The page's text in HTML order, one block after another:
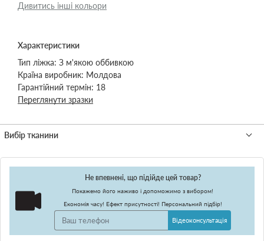
Дивитись інші кольори
Характеристики
Тип ліжка: З м'якою оббивкою
Країна виробник: Молдова
Гарантійний термін: 18
Переглянути зразки
Не впевнені, що підійде цей товар?
Покажемо його наживо і допоможимо з вибором!
Економія часу! Ефект присутності! Персональний підбір!
Відеоконсультація